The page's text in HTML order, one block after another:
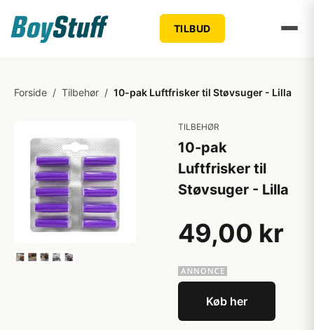
TILBUD
Forside / Tilbehør / 10-pak Luftfrisker til Støvsuger - Lilla
TILBEHØR
10-pak
Luftfrisker til
Støvsuger - Lilla
49,00 kr
Køb her